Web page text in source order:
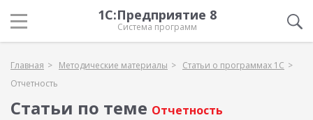
1С:Предприятие 8
Система программ
Главная Методические материалы
Статьи о программах 1С
Отчетность
Статьи по теме Отчетность